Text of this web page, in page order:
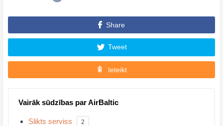
Share
Tweet
Ieteikt
Vairāk sūdzības par AirBaltic
Slikts serviss 2